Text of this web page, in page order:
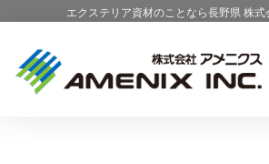
エクステリア資材のことなら長野県 株式